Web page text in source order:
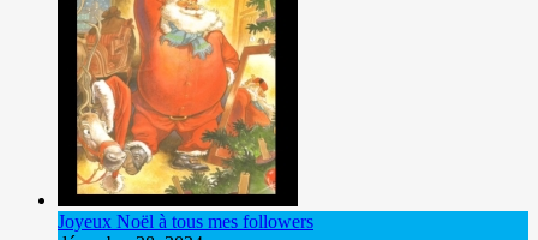
Joyeux Noël à tous mes followers